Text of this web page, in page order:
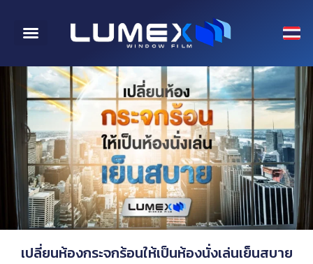
เปลี่ยนห้องกระจกร้อนให้เป็นห้องนั่งเล่นเย็นสบาย